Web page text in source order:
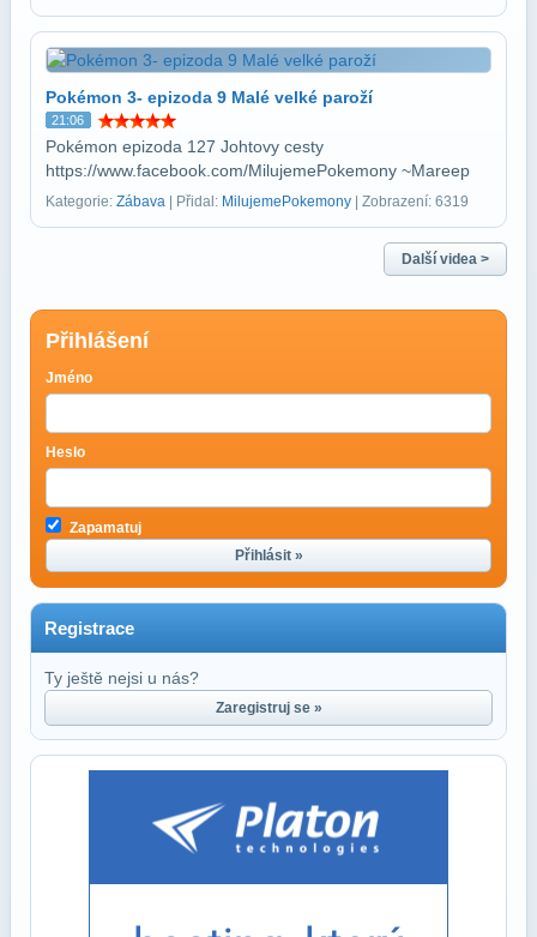
Pokémon 3- epizoda 9 Malé velké paroží
21:06
Pokémon epizoda 127 Johtovy cesty
https://www.facebook.com/MilujemePokemony ~Mareep
Kategorie: Zábava | Přidal: MilujemePokemony | Zobrazení: 6319
Další videa >
Přihlášení
Jméno
Heslo
Zapamatuj
Přihlásit »
Registrace
Ty ještě nejsi u nás?
Zaregistruj se »